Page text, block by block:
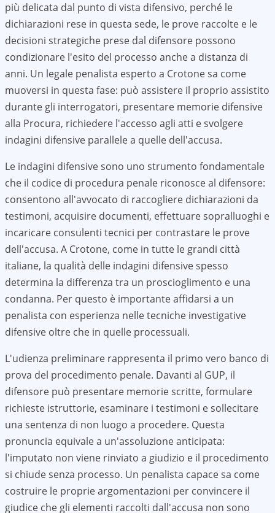
più delicata dal punto di vista difensivo, perché le
dichiarazioni rese in questa sede, le prove raccolte e le
decisioni strategiche prese dal difensore possono
condizionare l'esito del processo anche a distanza di
anni. Un legale penalista esperto a Crotone sa come
muoversi in questa fase: può assistere il proprio assistito
durante gli interrogatori, presentare memorie difensive
alla Procura, richiedere l'accesso agli atti e svolgere
indagini difensive parallele a quelle dell'accusa.
Le indagini difensive sono uno strumento fondamentale
che il codice di procedura penale riconosce al difensore:
consentono all'avvocato di raccogliere dichiarazioni da
testimoni, acquisire documenti, effettuare sopralluoghi e
incaricare consulenti tecnici per contrastare le prove
dell'accusa. A Crotone, come in tutte le grandi città
italiane, la qualità delle indagini difensive spesso
determina la differenza tra un proscioglimento e una
condanna. Per questo è importante affidarsi a un
penalista con esperienza nelle tecniche investigative
difensive oltre che in quelle processuali.
L'udienza preliminare rappresenta il primo vero banco di
prova del procedimento penale. Davanti al GUP, il
difensore può presentare memorie scritte, formulare
richieste istruttorie, esaminare i testimoni e sollecitare
una sentenza di non luogo a procedere. Questa
pronuncia equivale a un'assoluzione anticipata:
l'imputato non viene rinviato a giudizio e il procedimento
si chiude senza processo. Un penalista capace sa come
costruire le proprie argomentazioni per convincere il
giudice che gli elementi raccolti dall'accusa non sono